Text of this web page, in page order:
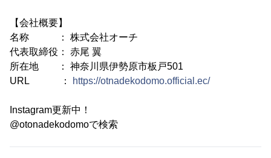
【会社概要】
名称 ： 株式会社オーチ
代表取締役： 赤尾 翼
所在地 ： 神奈川県伊勢原市板戸501
URL ：
https://otnadekodomo.official.ec/
Instagram更新中！
@otonadekodomoで検索